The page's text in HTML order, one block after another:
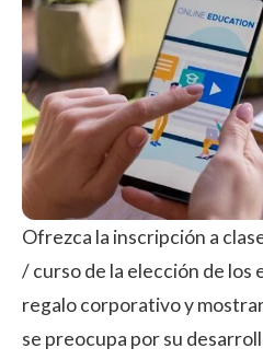
Ofrezca la inscripción a
/ curso de la elección de los
regalo corporativo y
se preocupa por su